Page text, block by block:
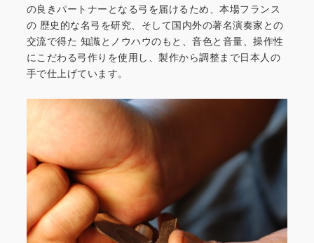
の良きパートナーとなる弓を届けるため、本場フランス
の 歴史的な名弓を研究、そして国内外の著名演奏家との
交流で得た 知識とノウハウのもと、音色と音量、操作性
にこだわる弓作りを使用し、製作から調整まで日本人の
手で仕上げています。